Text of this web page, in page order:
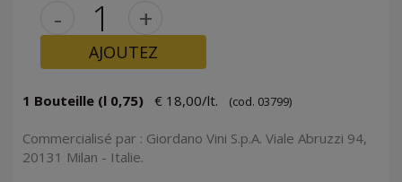
- +
AJOUTEZ
1 Bouteille (l 0,75) € 18,00/lt. (cod. 03799)
Commercialisé par : Giordano Vini S.p.A. Viale Abruzzi 94,
20131 Milan - Italie.